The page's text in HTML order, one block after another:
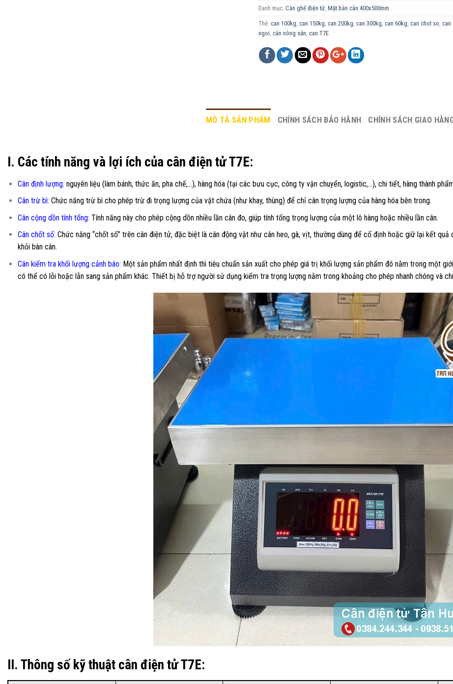
Danh mục: Cân ghế điện tử, Mặt bàn cân 400x500mm
Thẻ: can 100kg, can 150kg, can 200kg, can 300kg, can 60kg, can chot so, can
ngoi, cân nông sản, can T7E
MÔ TẢ SẢN PHẨM CHÍNH SÁCH BẢO HÀNH CHÍNH SÁCH GIAO
I. Các tính năng và lợi ích của cân điện tử T7E:
Cân định lượng: nguyên liệu (làm bánh, thức ăn, pha chế,…), hàng hóa (tại các bưu cục, công ty vận chuyển, logistic,…), chi tiết, hàng thành
Cân trừ bì: Chức năng trừ bì cho phép trừ đi trọng lượng của vật chứa (như khay, thùng) để chỉ cân trọng lượng của hàng hóa bên trong.
Cân cộng dồn tính tổng: Tính năng này cho phép cộng dồn nhiều lần cân đo, giúp tính tổng trọng lượng của một lô hàng hoặc nhiều lần cân.
Cân chốt số: Chức năng “chốt số” trên cân điện tử, đặc biệt là cân động vật như cân heo, gà, vịt, thường dùng để cố định hoặc giữ lại kết
khỏi bàn cân.
Cân kiểm tra khối lượng cảnh báo: Một sản phẩm nhất định thì tiêu chuẩn sản xuất cho phép giá trị khối lượng sản phẩm đó nằm trong một
có thể có lỗi hoặc lẫn sang sản phẩm khác. Thiết bị hỗ trợ người sử dụng kiểm tra trọng lượng nằm trong khoảng cho phép nhanh chóng và
II. Thông số kỹ thuật cân điện tử T7E: